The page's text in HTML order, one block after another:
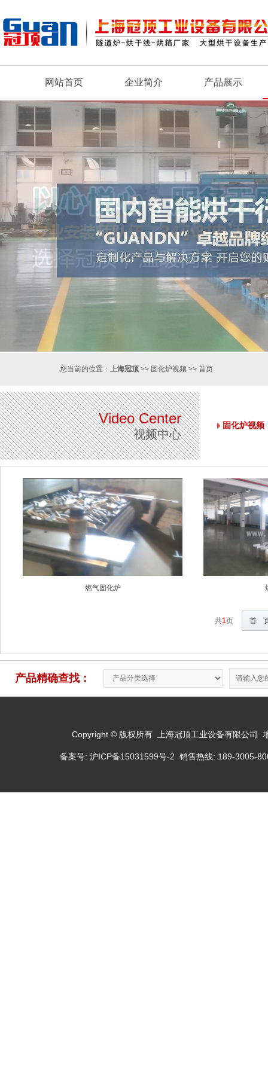
网站首页 企业简介 产品展示
您当前的位置： 上海冠顶 >> 固化炉视频 >> 首页
Video Center
视频中心
固化炉视频
燃气固化炉
共1页 首
产品精确查找：
Copyright © 版权所有 上海冠顶工业设备有限公司
备案号: 沪ICP备15031599号-2 销售热线: 189-3005-